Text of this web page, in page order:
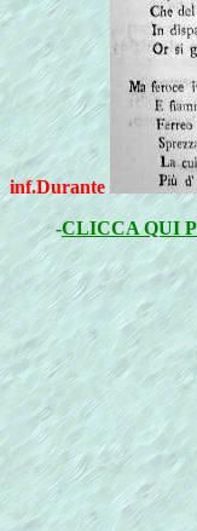
inf.Durante
-CLICCA QUI